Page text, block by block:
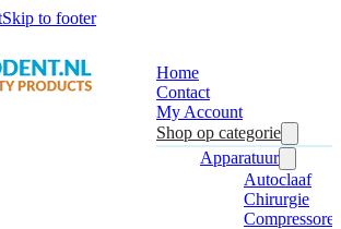
Skip to footer
Home
Contact
My Account
Shop op categorie
Apparatuur
Autoclaaf
Chirurgie